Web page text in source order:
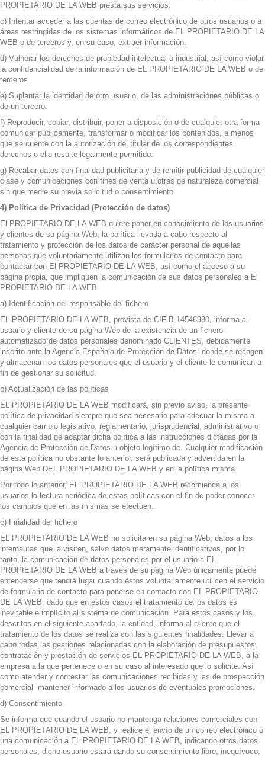
PROPIETARIO DE LA WEB presta sus servicios.
c) Intentar acceder a las cuentas de correo electrónico de otros usuarios o a
áreas restringidas de los sistemas informáticos de EL PROPIETARIO DE LA
WEB o de terceros y, en su caso, extraer información.
d) Vulnerar los derechos de propiedad intelectual o industrial, así como violar
la confidencialidad de la información de EL PROPIETARIO DE LA WEB o de
terceros.
e) Suplantar la identidad de otro usuario, de las administraciones públicas o
de un tercero.
f) Reproducir, copiar, distribuir, poner a disposición o de cualquier otra forma
comunicar públicamente, transformar o modificar los contenidos, a menos
que se cuente con la autorización del titular de los correspondientes
derechos o ello resulte legalmente permitido.
g) Recabar datos con finalidad publicitaria y de remitir publicidad de cualquier
clase y comunicaciones con fines de venta u otras de naturaleza comercial
sin que medie su previa solicitud o consentimiento.
4) Política de Privacidad (Protección de datos)
El PROPIETARIO DE LA WEB quiere poner en conocimiento de los usuarios
y clientes de su página Web, la política llevada a cabo respecto al
tratamiento y protección de los datos de carácter personal de aquellas
personas que voluntariamente utilizan los formularios de contacto para
contactar con El PROPIETARIO DE LA WEB, así como el acceso a su
página propia, que impliquen la comunicación de sus datos personales a El
PROPIETARIO DE LA WEB.
a) Identificación del responsable del fichero
EL PROPIETARIO DE LA WEB, provista de CIF B-14546980, informa al
usuario y cliente de su página Web de la existencia de un fichero
automatizado de datos personales denominado CLIENTES, debidamente
inscrito ante la Agencia Española de Protección de Datos, donde se recogen
y almacenan los datos personales que el usuario y el cliente le comunican a
fin de gestionar su solicitud.
b) Actualización de las políticas
EL PROPIETARIO DE LA WEB modificará, sin previo aviso, la presente
política de privacidad siempre que sea necesario para adecuar la misma a
cualquier cambio legislativo, reglamentario, jurisprudencial, administrativo o
con la finalidad de adaptar dicha política a las instrucciones dictadas por la
Agencia de Protección de Datos u objeto legítimo de. Cualquier modificación
de esta política no obstante lo anterior, será publicada y advertida en la
página Web DEL PROPIETARIO DE LA WEB y en la política misma.
Por todo lo anterior, EL PROPIETARIO DE LA WEB recomienda a los
usuarios la lectura periódica de estas políticas con el fin de poder conocer
los cambios que en las mismas se efectúen.
c) Finalidad del fichero
EL PROPIETARIO DE LA WEB no solicita en su página Web, datos a los
internautas que la visiten, salvo datos meramente identificativos, por lo
tanto, la comunicación de datos personales por el usuario a EL
PROPIETARIO DE LA WEB a través de su página Web únicamente puede
entenderse que tendrá lugar cuando éstos voluntariamente utilicen el servicio
de formulario de contacto para ponerse en contacto con EL PROPIETARIO
DE LA WEB, dado que en estos casos el tratamiento de los datos es
inevitable e implícito al sistema de comunicación. Para estos casos y los
descritos en el siguiente apartado, la entidad, informa al cliente que el
tratamiento de los datos se realiza con las siguientes finalidades: Llevar a
cabo todas las gestiones relacionadas con la elaboración de presupuestos,
contratación y prestación de servicios EL PROPIETARIO DE LA WEB, a la
empresa a la que pertenece o en su caso al interesado que lo solicite. Así
como atender y contestar las comunicaciones recibidas y las de prospección
comercial -mantener informado a los usuarios de eventuales promociones.
d) Consentimiento
Se informa que cuando el usuario no mantenga relaciones comerciales con
EL PROPIETARIO DE LA WEB, y realice el envío de un correo electrónico o
una comunicación a EL PROPIETARIO DE LA WEB, indicando otros datos
personales, dicho usuario estará dando su consentimiento libre, inequívoco,